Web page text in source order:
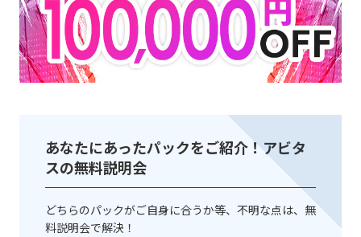
あなたにあったパックをご紹介！アビタ
スの無料説明会
どちらのパックがご自身に合うか等、不明な点は、無
料説明会で解決！